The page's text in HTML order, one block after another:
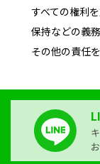
すべての権利
保持などの義
その他の責任